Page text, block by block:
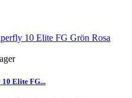
Elite FG...